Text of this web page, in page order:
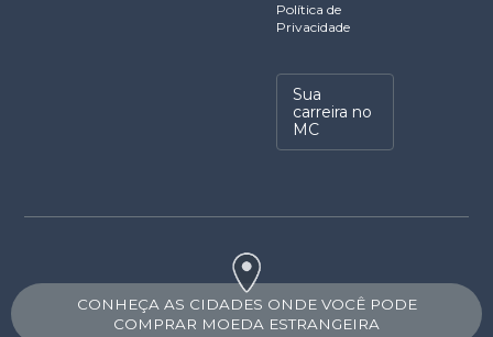
Política de
Privacidade
Sua
carreira no
MC
CONHEÇA AS CIDADES ONDE VOCÊ PODE
COMPRAR MOEDA ESTRANGEIRA